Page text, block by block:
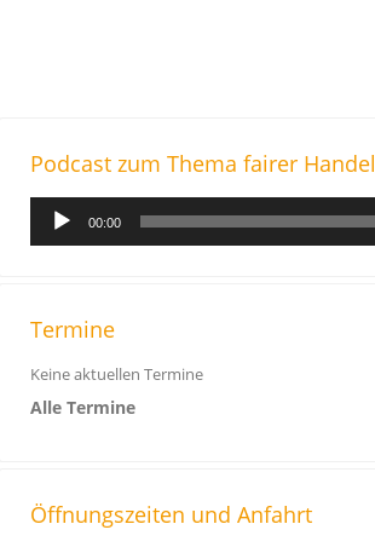
Podcast zum Thema fairer Handel
o
P
l
e
r
00:00
Termine
Keine aktuellen Termine
Alle Termine
Öffnungszeiten und Anfahrt